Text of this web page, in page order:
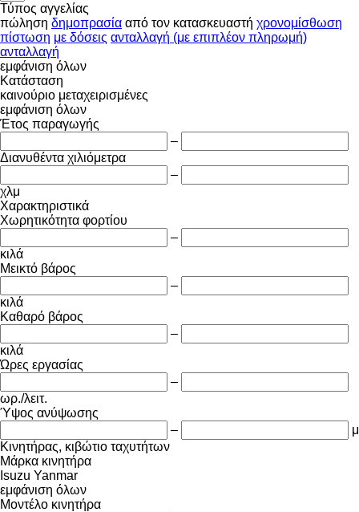
Τύπος αγγελίας
πώληση δημοπρασία από τον κατασκευαστή χρονομίσθωση
πίστωση με δόσεις ανταλλαγή (με επιπλέον πληρωμή)
ανταλλαγή
εμφάνιση όλων
Κατάσταση
καινούριο μεταχειρισμένες
εμφάνιση όλων
Έτος παραγωγής
–
Διανυθέντα χιλιόμετρα
–
χλμ
Χαρακτηριστικά
Χωρητικότητα φορτίου
–
κιλά
Μεικτό βάρος
–
κιλά
Καθαρό βάρος
–
κιλά
Ώρες εργασίας
–
ωρ./λειτ.
Ύψος ανύψωσης
–
μ
Κινητήρας, κιβώτιο ταχυτήτων
Μάρκα κινητήρα
Isuzu Yanmar
εμφάνιση όλων
Μοντέλο κινητήρα